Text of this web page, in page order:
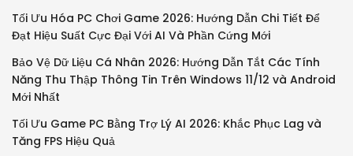
Tối Ưu Hóa PC Chơi Game 2026: Hướng Dẫn Chi Tiết Để
Đạt Hiệu Suất Cực Đại Với AI Và Phần Cứng Mới
Bảo Vệ Dữ Liệu Cá Nhân 2026: Hướng Dẫn Tắt Các Tính
Năng Thu Thập Thông Tin Trên Windows 11/12 và Android
Mới Nhất
Tối Ưu Game PC Bằng Trợ Lý AI 2026: Khắc Phục Lag và
Tăng FPS Hiệu Quả